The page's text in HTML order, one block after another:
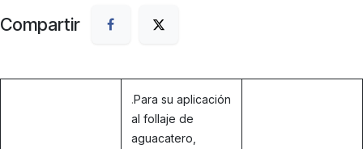
Compartir
.Para su aplicación
al follaje de
aguacatero,